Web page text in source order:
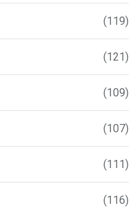
(119)
(121)
(109)
(107)
(111)
(116)